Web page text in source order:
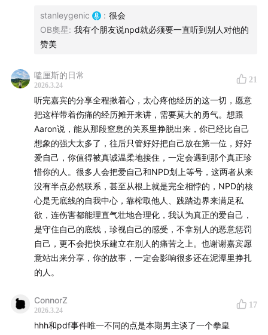
抖音 @BoyTalk Stanley
【关于Daniel】
微博 @DanDan面990
小红书 @DanDan面
IG @dandannoodle
stanleygenic : 很会
OB奧星: 我有个朋友说npd就必须要一直听到别人对他的
赞美
嗑厘斯的日常
2026.3.24
21
听完嘉宾的分享全程揪着心，太心疼他经历的这一切，愿意
把这样带着伤痛的经历摊开来讲，需要莫大的勇气。想跟
Aaron说，能从那段窒息的关系里挣脱出来，你已经比自己
想象的强大太多了，往后只管好好把自己放在第一位，好好
爱自己，你值得被真诚温柔地接住，一定会遇到那个真正珍
惜你的人。很多人会把爱自己和NPD划上等号，这两者从来
没有半点必然联系，甚至从根上就是完全相悖的，NPD的核
心是无底线的自我中心，靠榨取他人、践踏边界来满足私
欲，连伤害都能理直气壮地合理化，我认为真正的爱自己，
是守住自己的底线，珍视自己的感受，不拿别人的恶意惩罚
自己，更不会把快乐建立在别人的痛苦之上。也谢谢嘉宾愿
意站出来分享，你的故事，一定会影响很多还在泥潭里挣扎
的人。
ConnorZ
2026.3.24
17
hhh和pdf事件唯一不同的点是本期男主谈了一个拳皇